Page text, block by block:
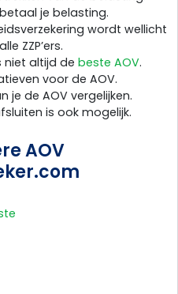
je belasting.
wordt wellicht
ZZP’ers.
niet altijd de beste AOV.
voor de AOV.
je de AOV vergelijken.
is ook mogelijk.
AOV